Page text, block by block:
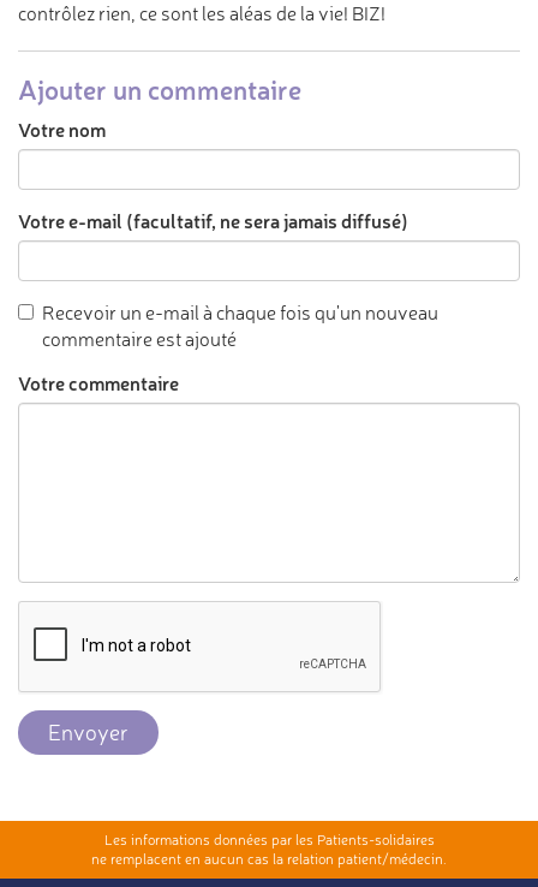
contrôlez rien, ce sont les aléas de la vie! BIZ!
Ajouter un commentaire
Votre nom
Votre e-mail (facultatif, ne sera jamais diffusé)
Recevoir un e-mail à chaque fois qu'un nouveau
commentaire est ajouté
Votre commentaire
Envoyer
Les informations données par les Patients-solidaires
ne remplacent en aucun cas la relation patient/médecin.